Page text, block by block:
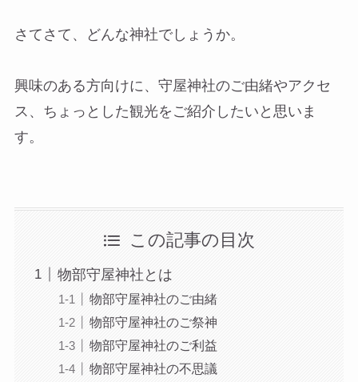
さてさて、どんな神社でしょうか。
興味のある方向けに、守屋神社のご由緒やアクセ
ス、ちょっとした観光をご紹介したいと思いま
す。
この記事の目次
物部守屋神社とは
物部守屋神社のご由緒
物部守屋神社のご祭神
物部守屋神社のご利益
物部守屋神社の不思議